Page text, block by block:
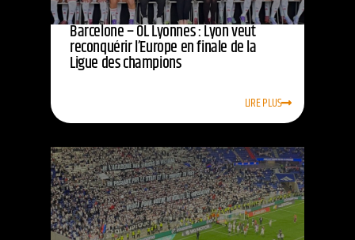
Barcelone – OL Lyonnes : Lyon veut
reconquérir l’Europe en finale de la
Ligue des champions
LIRE PLUS